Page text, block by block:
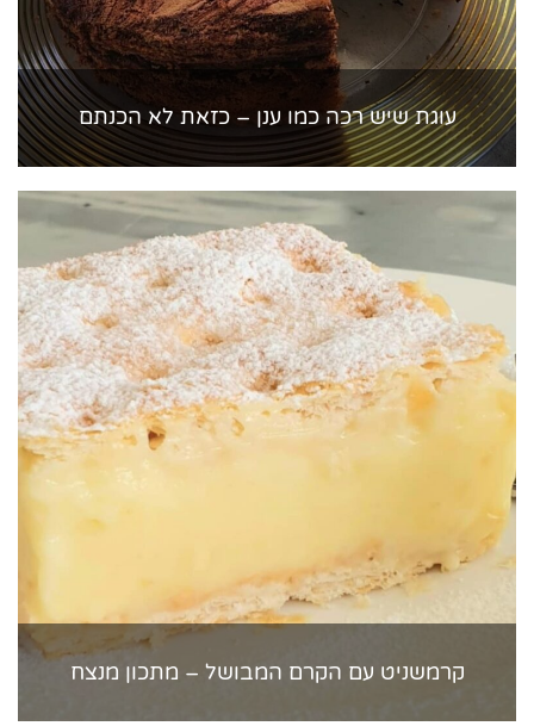
עוגת שיש רכה כמו ענן – כזאת לא הכנתם
קרמשניט עם הקרם המבושל – מתכון מנצח